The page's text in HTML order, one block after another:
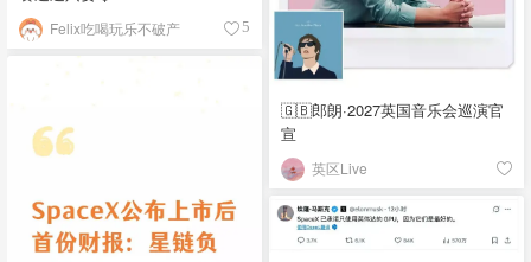
Felix吃喝玩乐不破产 5
🇬🇧郎朗·2027英国音乐会巡演官
宣
英区Live